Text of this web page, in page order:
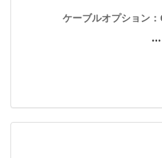
ケーブルオプション
…